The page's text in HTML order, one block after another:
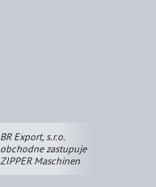
BR Export, s.r.o.
obchodne zastupuje
ZIPPER Maschinen